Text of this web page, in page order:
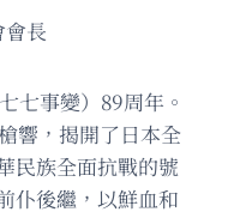
長
七事變）89周年。
響，揭開了日本全
民族全面抗戰的號
仆後繼，以鮮血和